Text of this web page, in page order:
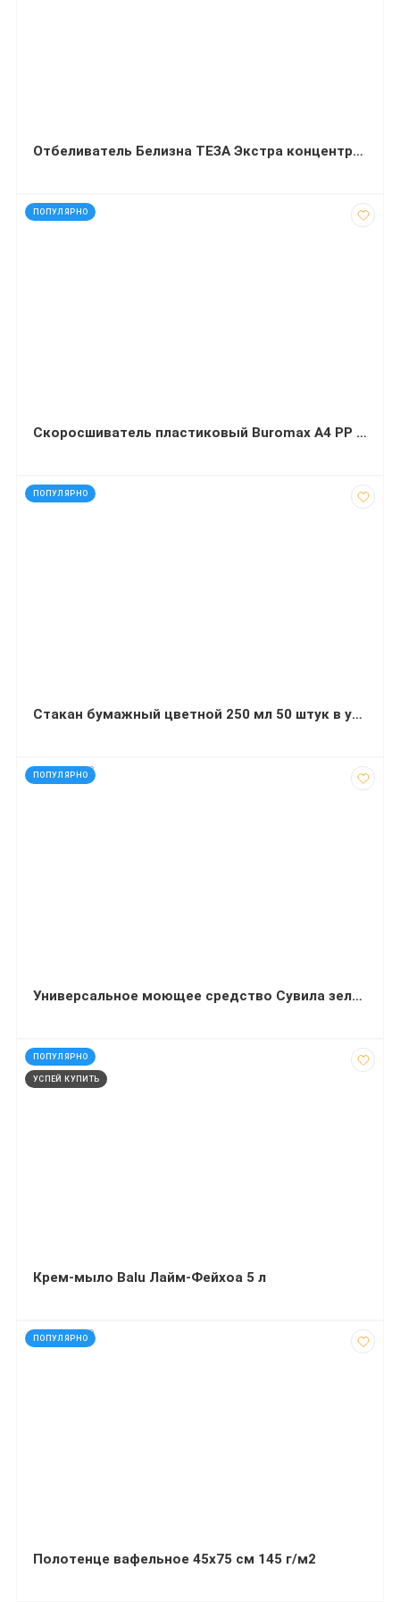
Отбеливатель Белизна ТЕЗА Экстра концентрат 1000 мл
ПОПУЛЯРНО
код: 1927
Скоросшиватель пластиковый Buromax А4 РР желтый
ПОПУЛЯРНО
код: 21966
Стакан бумажный цветной 250 мл 50 штук в упаковке в ассортименте
ПОПУЛЯРНО
код: 272653
Универсальное моющее средство Сувила зеленое с ароматом яблока 5 л
ПОПУЛЯРНО
УСПЕЙ КУПИТЬ
код: 32459
Крем-мыло Balu Лайм-Фейхоа 5 л
ПОПУЛЯРНО
код: 928109
Полотенце вафельное 45х75 см 145 г/м2